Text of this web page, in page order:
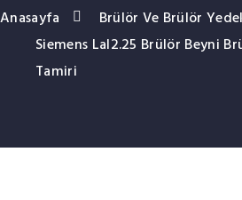
Anasayfa
Brülör Ve Brülör
Siemens Lal2.25 Brülör Beyni
Tamiri